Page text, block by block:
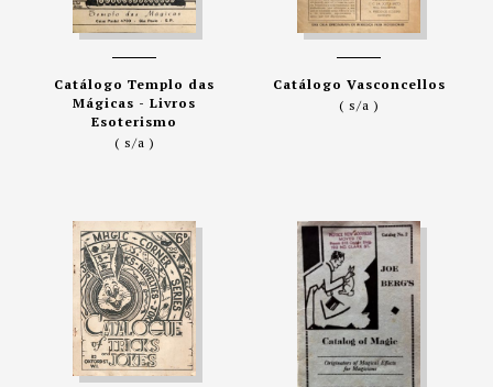
Catálogo Templo das
Mágicas - Livros
Esoterismo
( s/a )
Catálogo Vasconcellos
( s/a )